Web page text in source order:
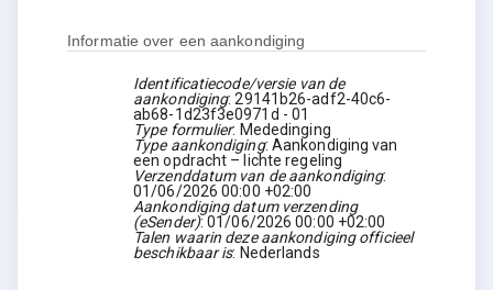
Informatie over een aankondiging
Identificatiecode/versie van de
aankondiging:29141b26-adf2-40c6-
ab68-1d23f3e0971d -01
Type formulier: Mededinging
Type aankondiging: Aankondiging van
een opdracht – lichte regeling
Verzenddatum van de aankondiging:
01/06/2026 00:00 +02:00
Aankondiging datum verzending
(eSender):01/06/2026 00:00 +02:00
Talen waarin deze aankondiging officieel
beschikbaar is: Nederlands